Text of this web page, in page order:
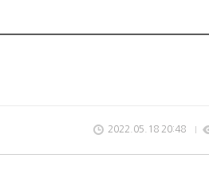
2022.05.18 20:48